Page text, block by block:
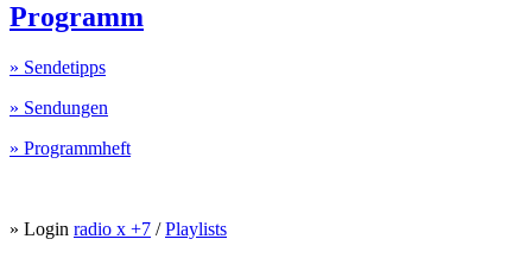
Programm
» Sendetipps
» Sendungen
» Programmheft
» Login radio x +7 /Playlists